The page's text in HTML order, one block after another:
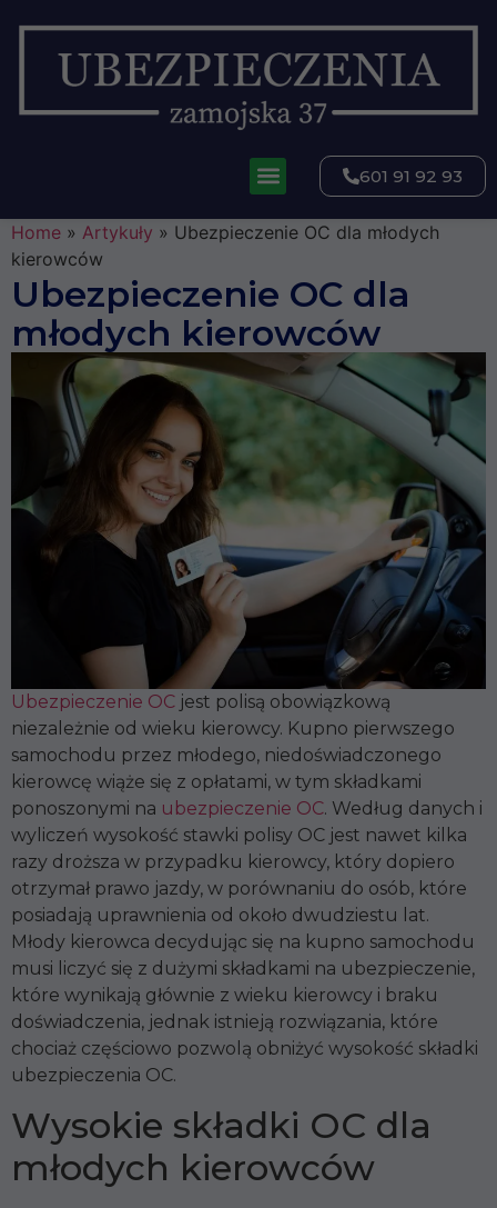
601 91 92 93
Home » Artykuły » Ubezpieczenie OC dla młodych
kierowców
Ubezpieczenie OC dla
młodych kierowców
Ubezpieczenie OC jest polisą obowiązkową
niezależnie od wieku kierowcy. Kupno pierwszego
samochodu przez młodego, niedoświadczonego
kierowcę wiąże się z opłatami, w tym składkami
ponoszonymi na ubezpieczenie OC. Według danych i
wyliczeń wysokość stawki polisy OC jest nawet kilka
razy droższa w przypadku kierowcy, który dopiero
otrzymał prawo jazdy, w porównaniu do osób, które
posiadają uprawnienia od około dwudziestu lat.
Młody kierowca decydując się na kupno samochodu
musi liczyć się z dużymi składkami na ubezpieczenie,
które wynikają głównie z wieku kierowcy i braku
doświadczenia, jednak istnieją rozwiązania, które
chociaż częściowo pozwolą obniżyć wysokość składki
ubezpieczenia OC.
Wysokie składki OC dla
młodych kierowców